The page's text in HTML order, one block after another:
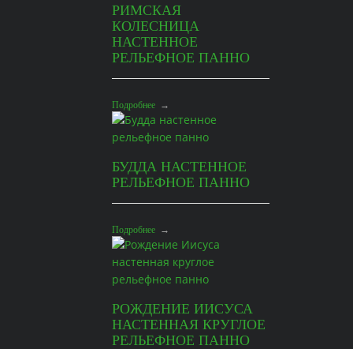
РИМСКАЯ
КОЛЕСНИЦА
НАСТЕННОЕ
РЕЛЬЕФНОЕ ПАННО
Подробнее→
БУДДА НАСТЕННОЕ
РЕЛЬЕФНОЕ ПАННО
Подробнее→
РОЖДЕНИЕ ИИСУСА
НАСТЕННАЯ КРУГЛОЕ
РЕЛЬЕФНОЕ ПАННО